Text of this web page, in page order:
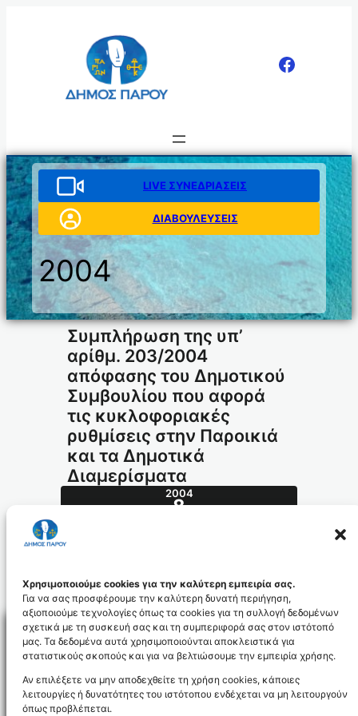
Χρησιμοποιούμε cookies για την καλύτερη εμπειρία σας.
Για να σας προσφέρουμε την καλύτερη δυνατή περιήγηση,
αξιοποιούμε τεχνολογίες όπως τα cookies για τη συλλογή δεδομένων
σχετικά με τη συσκευή σας και τη συμπεριφορά σας στον ιστότοπό
μας. Τα δεδομένα αυτά χρησιμοποιούνται αποκλειστικά για
στατιστικούς σκοπούς και για να βελτιώσουμε την εμπειρία χρήσης.
Αν επιλέξετε να μην αποδεχθείτε τη χρήση cookies, κάποιες
λειτουργίες ή δυνατότητες του ιστότοπου ενδέχεται να μη λειτουργούν
όπως προβλέπεται.
LIVE ΣΥΝΕΔΡΙΑΣΕΙΣ
ΔΙΑΒΟΥΛΕΥΣΕΙΣ
2004
Συμπλήρωση της υπ’
αρίθμ. 203/2004
απόφασης του Δημοτικού
Συμβουλίου που αφορά
τις κυκλοφοριακές
ρυθμίσεις στην Παροικιά
και τα Δημοτικά
Διαμερίσματα
2004
8
281.2004_id556